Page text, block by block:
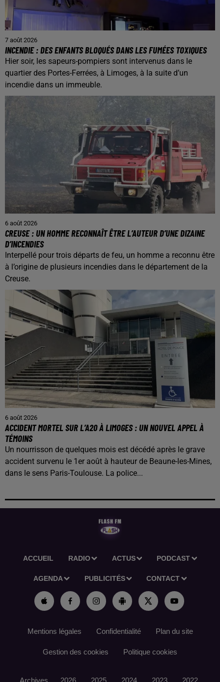
7 août 2026
INCENDIE : DES ENFANTS BLOQUÉS DANS LES FUMÉES TOXIQUES
Hier soir, les sapeurs-pompiers sont intervenus dans le
quartier des Portes-Ferrées, à Limoges, à la suite d’un
incendie dans un immeuble.
6 août 2026
CREUSE : UN HOMME RECONNAÎT ÊTRE L’AUTEUR D’UNE DIZAINE
D’INCENDIES
Interpellé pour trois départs de feu, un homme a reconnu être
à l’origine de plusieurs incendies dans le département de la
Creuse.
6 août 2026
ACCIDENT MORTEL SUR L’A20 À LIMOGES : UN NOUVEL APPEL À
TÉMOINS
Un nourrisson de quelques mois est décédé après le grave
accident survenu le 1er août à hauteur de Beaune-les-Mines,
dans le sens Paris-Toulouse. La police...
ACCUEIL RADIO ACTUS PODCAST
AGENDA PUBLICITÉS CONTACT
Mentions légales Confidentialité Plan du site
Gestion des cookies Politique cookies